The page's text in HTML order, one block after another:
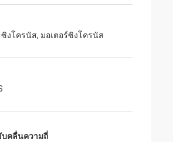
ซิงโครนัส, มอเตอร์ซิงโครนัส
บคลื่นความถี่